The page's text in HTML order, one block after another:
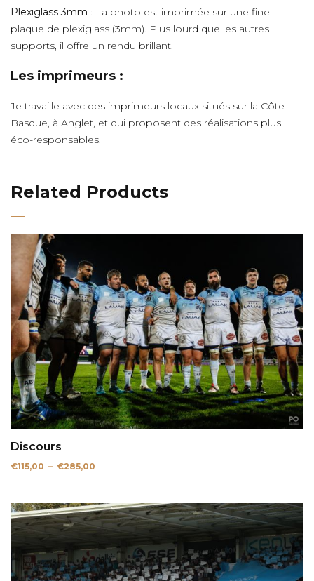
Plexiglass 3mm : La photo est imprimée sur une fine
plaque de plexiglass (3mm). Plus lourd que les autres
supports, il offre un rendu brillant.
Les imprimeurs :
Je travaille avec des imprimeurs locaux situés sur la Côte
Basque, à Anglet, et qui proposent des réalisations plus
éco-responsables.
Related Products
Discours
€115,00 – €285,00
à
€285,00